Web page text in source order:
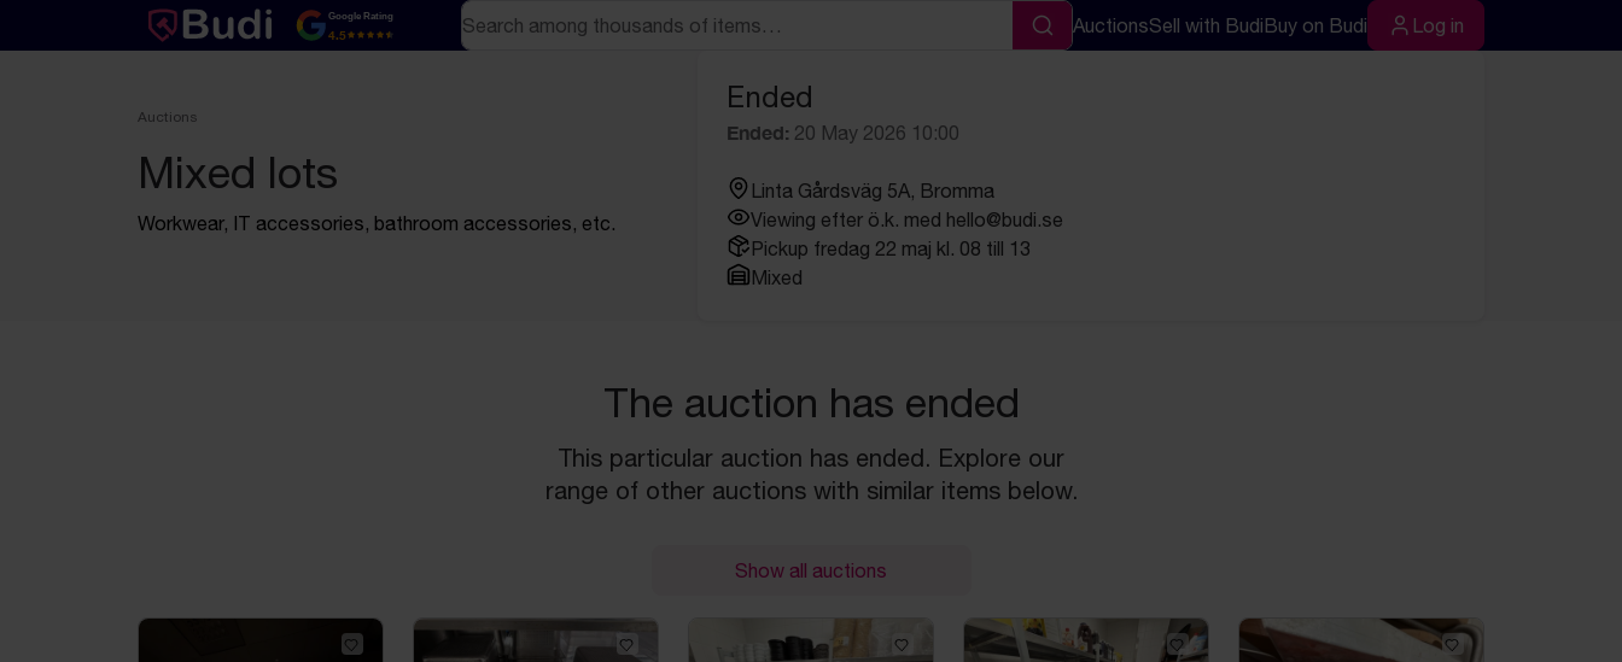
Text-based (markdown) version of this page
Google Rating
4.5
Search
Search
AuctionsSell with BudiBuy on Budi Log in
Log in
Auctions
Mixed lots
Workwear, IT accessories, bathroom accessories, etc.
Ended
Ended: 20 May 2026 10:00
Linta Gårdsväg 5A, Bromma
Viewing efter ö.k. med hello@budi.se
Pickup fredag 22 maj kl. 08 till 13
Mixed
The auction has ended
This particular auction has ended. Explore our
range of other auctions with similar items below.
Show all auctions